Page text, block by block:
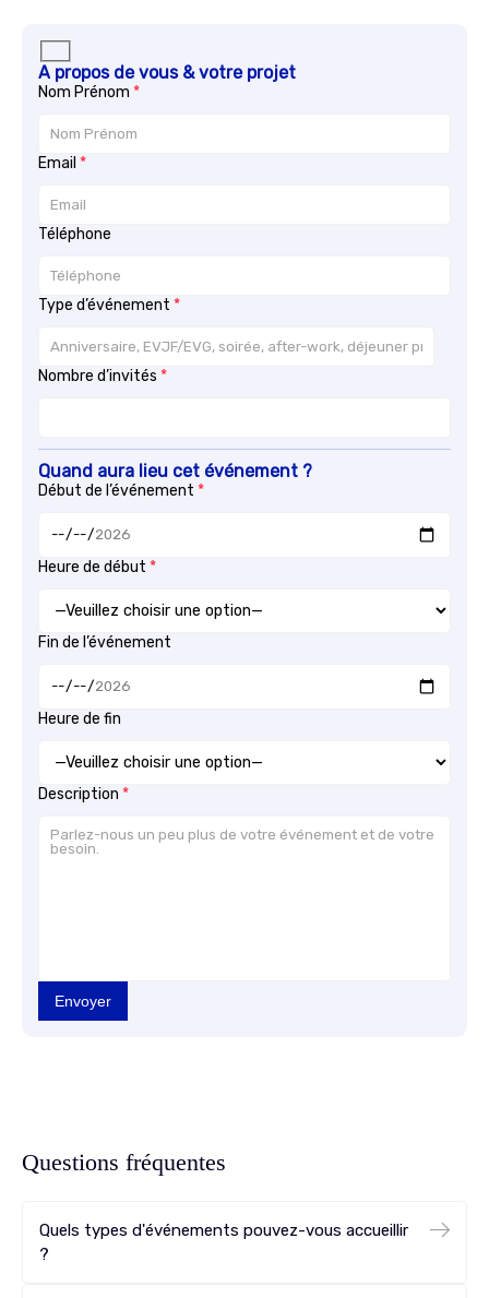
A propos de vous & votre projet
Nom Prénom
Email
Téléphone
Type d’événement
Nombre d’invités
Quand aura lieu cet événement ?
Début de l’événement
Heure de début
Fin de l’événement
Heure de fin
Description
Questions fréquentes
Quels types d'événements pouvez-vous accueillir
?